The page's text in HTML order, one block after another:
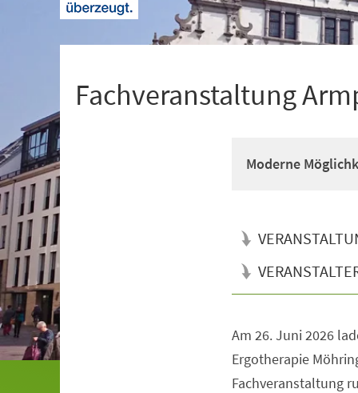
Fachveranstaltung
Moderne
Am 26. Juni 2026
Ergotherapie
Fachveranstaltung